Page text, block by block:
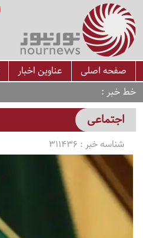
صفحه اصلی عناوین اخبار
خط خبر
اجتماعی
شناسه خبر : 311436